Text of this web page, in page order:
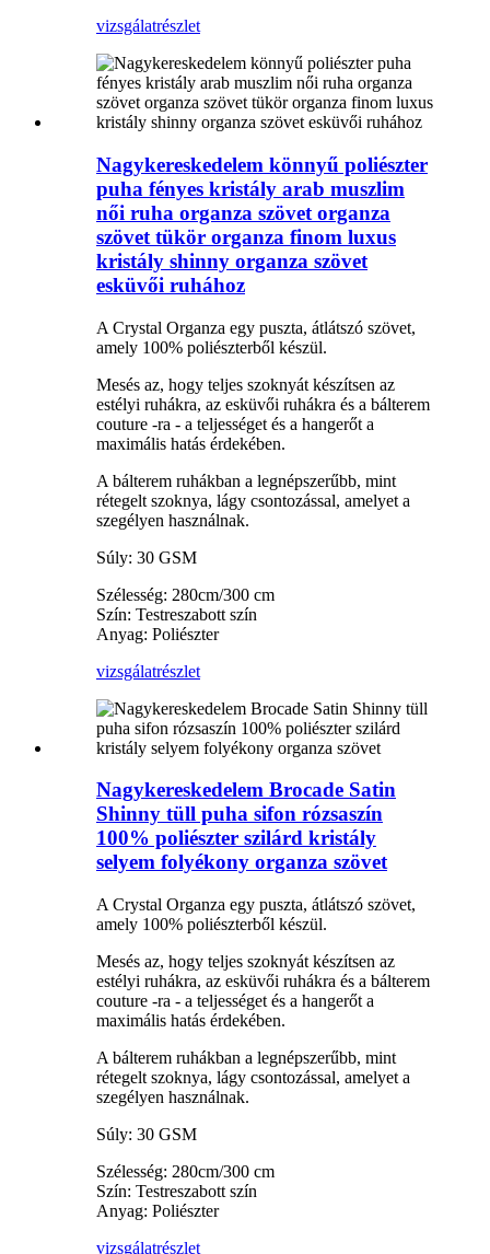
vizsgálatrészlet
Nagykereskedelem könnyű poliészter
puha fényes kristály arab muszlim
női ruha organza szövet organza
szövet tükör organza finom luxus
kristály shinny organza szövet
esküvői ruhához
A Crystal Organza egy puszta, átlátszó szövet,
amely 100% poliészterből készül.
Mesés az, hogy teljes szoknyát készítsen az
estélyi ruhákra, az esküvői ruhákra és a bálterem
couture -ra - a teljességet és a hangerőt a
maximális hatás érdekében.
A bálterem ruhákban a legnépszerűbb, mint
rétegelt szoknya, lágy csontozással, amelyet a
szegélyen használnak.
Súly: 30 GSM
Szélesség: 280cm/300 cm
Szín: Testreszabott szín
Anyag: Poliészter
vizsgálatrészlet
Nagykereskedelem Brocade Satin
Shinny tüll puha sifon rózsaszín
100% poliészter szilárd kristály
selyem folyékony organza szövet
A Crystal Organza egy puszta, átlátszó szövet,
amely 100% poliészterből készül.
Mesés az, hogy teljes szoknyát készítsen az
estélyi ruhákra, az esküvői ruhákra és a bálterem
couture -ra - a teljességet és a hangerőt a
maximális hatás érdekében.
A bálterem ruhákban a legnépszerűbb, mint
rétegelt szoknya, lágy csontozással, amelyet a
szegélyen használnak.
Súly: 30 GSM
Szélesség: 280cm/300 cm
Szín: Testreszabott szín
Anyag: Poliészter
vizsgálatrészlet